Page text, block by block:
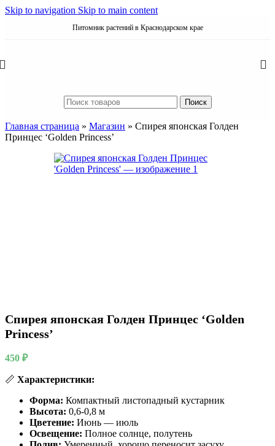
Skip to navigation Skip to main content
Питомник растений в Краснодарском крае
Поиск
Главная страница » Магазин » Спирея японская Голден
Принцес ‘Golden Princess’
Спирея японская Голден Принцес ‘Golden
Princess’
450 ₽
📏 Характеристики:
Форма: Компактный листопадный кустарник
Высота: 0,6-0,8 м
Цветение: Июнь — июль
Освещение: Полное солнце, полутень